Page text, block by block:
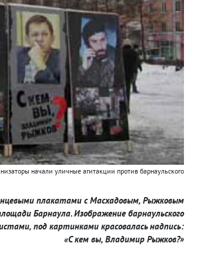
начали уличные агитакции против барнаульского
плакатами с Масхадовым, Рыжковым
Барнаула. Изображение барнаульского
, под картинками красовалась надпись:
«С кем вы, Владимир Рыжков?»